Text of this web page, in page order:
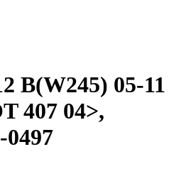
B(W245) 05-11
407 04>,